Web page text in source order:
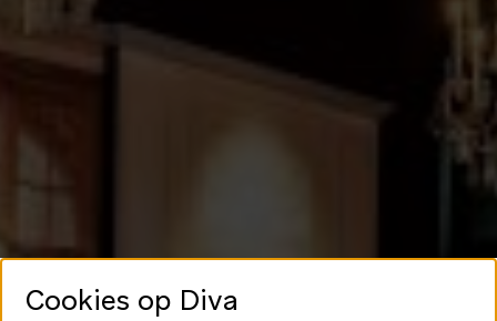
Cookies op Diva